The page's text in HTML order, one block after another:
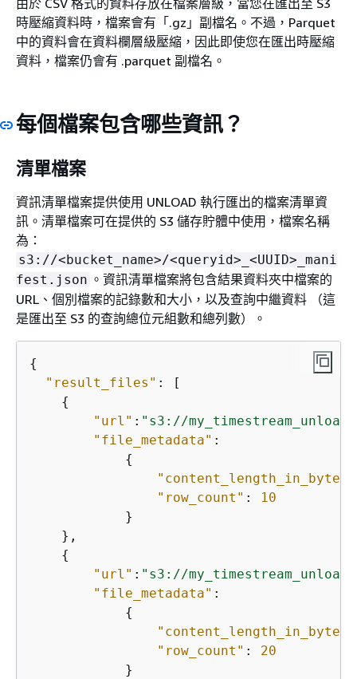
時壓縮資料時，檔案會有「.gz」副檔名。不過，Parquet
中的資料會在資料欄層級壓縮，因此即使您在匯出時壓縮
資料，檔案仍會有 .parquet 副檔名。
每個檔案包含哪些資訊？
清單檔案
資訊清單檔案提供使用 UNLOAD 執行匯出的檔案清單資
訊。清單檔案可在提供的 S3 儲存貯體中使用，檔案名稱
為：
s3://<bucket_name>/<queryid>_<UUID>_mani
fest.json 。資訊清單檔案將包含結果資料夾中檔案的
URL、個別檔案的記錄數和大小，以及查詢中繼資料 （這
是匯出至 S3 的查詢總位元組數和總列數）。
{
"result_files" : [
{
"url" : "s3://my_timestream_unloads/
"file_metadata" :
{
"content_length_in_bytes"
"row_count" :
10
            }
    },
{
"url" : "s3://my_timestream_unloads/
"file_metadata" :
{
"content_length_in_bytes"
"row_count" : 20
            }